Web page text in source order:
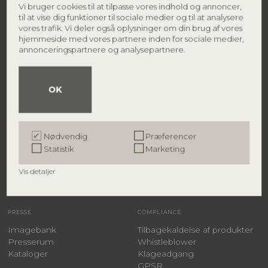
Vi bruger cookies til at tilpasse vores indhold og annoncer,
til at vise dig funktioner til sociale medier og til at analysere
vores trafik. Vi deler også oplysninger om din brug af vores
hjemmeside med vores partnere inden for sociale medier,
annonceringspartnere og analysepartnere.
OK
Nødvendig
Præferencer
Statistik
Marketing
Vis detaljer
DK-7430 Ikast
Danmark
Tlf.: +45 9626 4645
CVR.: 27 91 90 81
info@bloomingville.com
Find forhandler
Karriere
Smiley rapport
Persondatapolitik
Bloomingville MINI
ILLUME
Kontakt salgsteam
Messer & showrooms
Shop-in-shop
Hospitality
PRESSE
Imagebank
Presserum
Kataloger
COMPLIANCE
Tilbagekaldelse af produkter
Whistleblower
Klageadgang
GPSR